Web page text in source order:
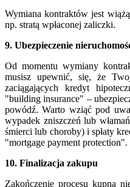
Wymiana kontraktów jest
np. stratą wpłaconej zaliczki.
9. Ubezpieczenie
Od momentu wymiany
musisz upewnić, się, że
zaciągających kredyt
"building insurance" –
powódź. Warto wziąć pod
wypadek zniszczeń lub
śmierci lub choroby) i spłaty
"mortgage payment protection".
10. Finalizacja zakupu
Zakończenie procesu kupna